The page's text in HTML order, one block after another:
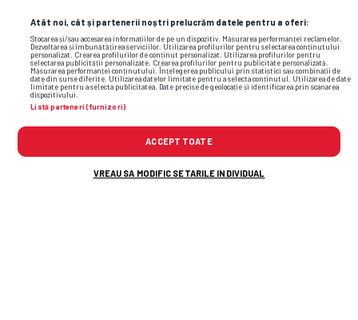
: Curtis Jones, la Săptămâna Modei din Londra / FOTO:
Atât noi, cât și partenerii noștri prelucrăm datele pentru a oferi:
Stocarea și/sau accesarea informațiilor de pe un dispozitiv. Măsurarea performanței reclamelor.
Dezvoltarea și îmbunătățirea serviciilor. Utilizarea profilurilor pentru selectarea conținutului
personalizat. Crearea profilurilor de conținut personalizat. Utilizarea profilurilor pentru
selectarea publicității personalizate. Crearea profilurilor pentru publicitate personalizată.
Măsurarea performanței conținutului. Înțelegerea publicului prin statistici sau combinații de
date din surse diferite. Utilizarea datelor limitate pentru a selecta conținutul. Utilizarea de date
limitate pentru a selecta publicitatea. Date precise de geolocație și identificarea prin scanarea
dispozitivului.
Listă parteneri (furnizori)
ACCEPT TOATE
VREAU SA MODIFIC SETARILE INDIVIDUAL